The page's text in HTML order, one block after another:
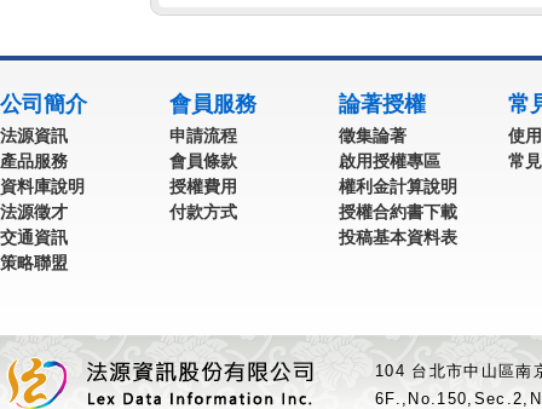
公司簡介
法源資訊
產品服務
資料庫說明
法源徵才
交通資訊
策略聯盟
會員服務
申請流程
會員條款
授權費用
付款方式
論著授權
徵集論著
啟用授權專區
權利金計算說明
授權合約書下載
投稿基本資料表
常
使
常
104 台北市中山區